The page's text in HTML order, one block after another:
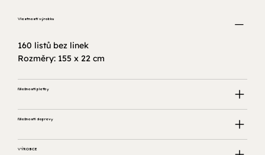
Vlastnosti výrobku
160 listů bez linek
Rozměry: 155 x 22 cm
Možnosti platby
Možnosti dopravy
VÝROBCE